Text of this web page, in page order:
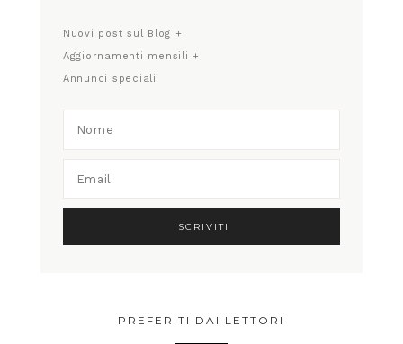
Nuovi post sul Blog +
Aggiornamenti mensili +
Annunci speciali
PREFERITI DAI LETTORI